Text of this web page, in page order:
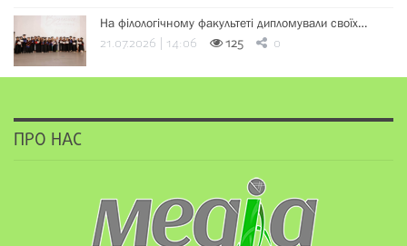
На філологічному факультеті дипломували своїх…
21.07.2026 | 14:06 125 0
ПРО НАС